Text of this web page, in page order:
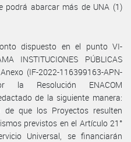
podrá abarcar más de UNA (1)
dispuesto en el punto VI-
INSTITUCIONES PÚBLICAS
(IF-2022-116399163-APN-
la Resolución ENACOM
de la siguiente manera:
de que los Proyectos resulten
previstos en el Artículo 21°
Universal, se financiarán